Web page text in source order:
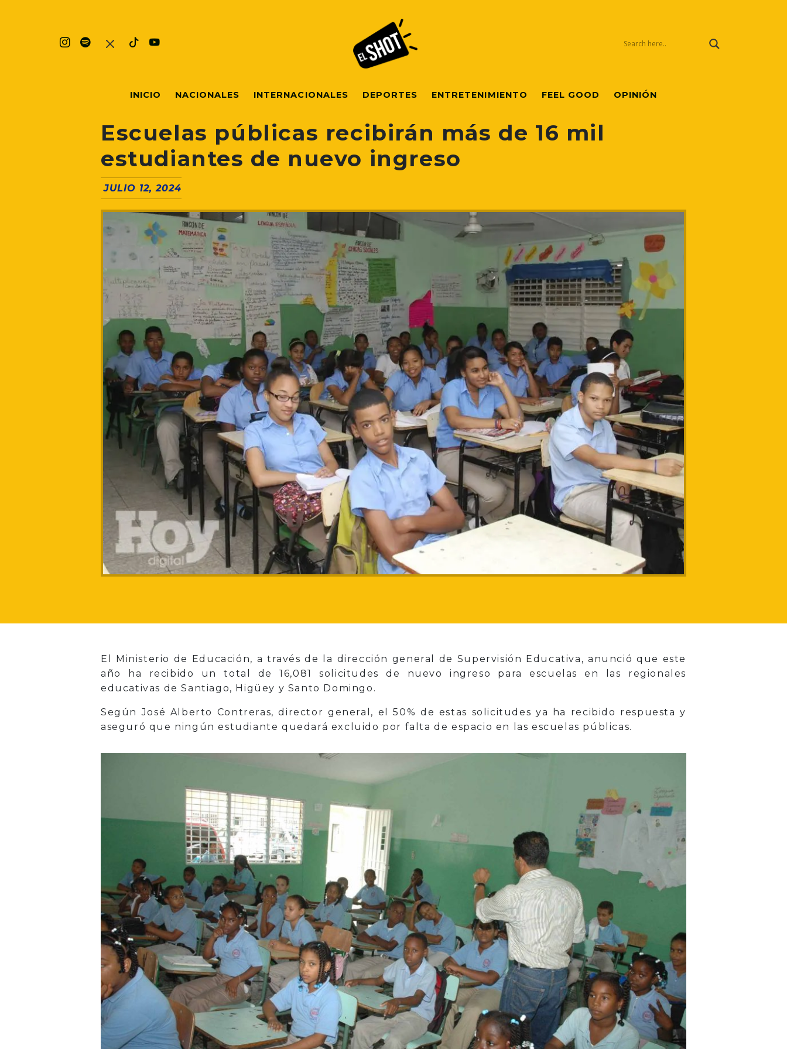
INICIO NACIONALES INTERNACIONALES DEPORTES ENTRETENIMIENTO FEEL GOOD OPINIÓN
Escuelas públicas recibirán más de 16 mil
estudiantes de nuevo ingreso
JULIO 12, 2024
El Ministerio de Educación, a través de la dirección general de Supervisión Educativa, anunció que este
año ha recibido un total de 16,081 solicitudes de nuevo ingreso para escuelas en las regionales
educativas de Santiago, Higüey y Santo Domingo.
Según José Alberto Contreras, director general, el 50% de estas solicitudes ya ha recibido respuesta y
aseguró que ningún estudiante quedará excluido por falta de espacio en las escuelas públicas.